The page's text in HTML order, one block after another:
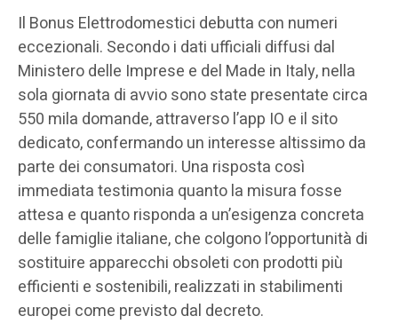
Il Bonus Elettrodomestici debutta con numeri
eccezionali. Secondo i dati ufficiali diffusi dal
Ministero delle Imprese e del Made in Italy, nella
sola giornata di avvio sono state presentate circa
550 mila domande, attraverso l’app IO e il sito
dedicato, confermando un interesse altissimo da
parte dei consumatori. Una risposta così
immediata testimonia quanto la misura fosse
attesa e quanto risponda a un’esigenza concreta
delle famiglie italiane, che colgono l’opportunità di
sostituire apparecchi obsoleti con prodotti più
efficienti e sostenibili, realizzati in stabilimenti
europei come previsto dal decreto.